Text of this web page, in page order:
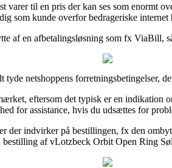
til en pris der kan ses som enormt
som kunde overfor bedrageriske internet
af en afbetalingsløsning som fx ViaBill,
netshoppens forretningsbetingelser,
eftersom det typisk er en
for assistance, hvis du udsættes for
indvirker på bestillingen, fx den
af vLotzbeck Orbit Open Ring